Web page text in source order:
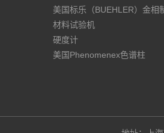
美国标乐（BUEHLER）金相
材料试验机
硬度计
美国Phenomenex色谱柱